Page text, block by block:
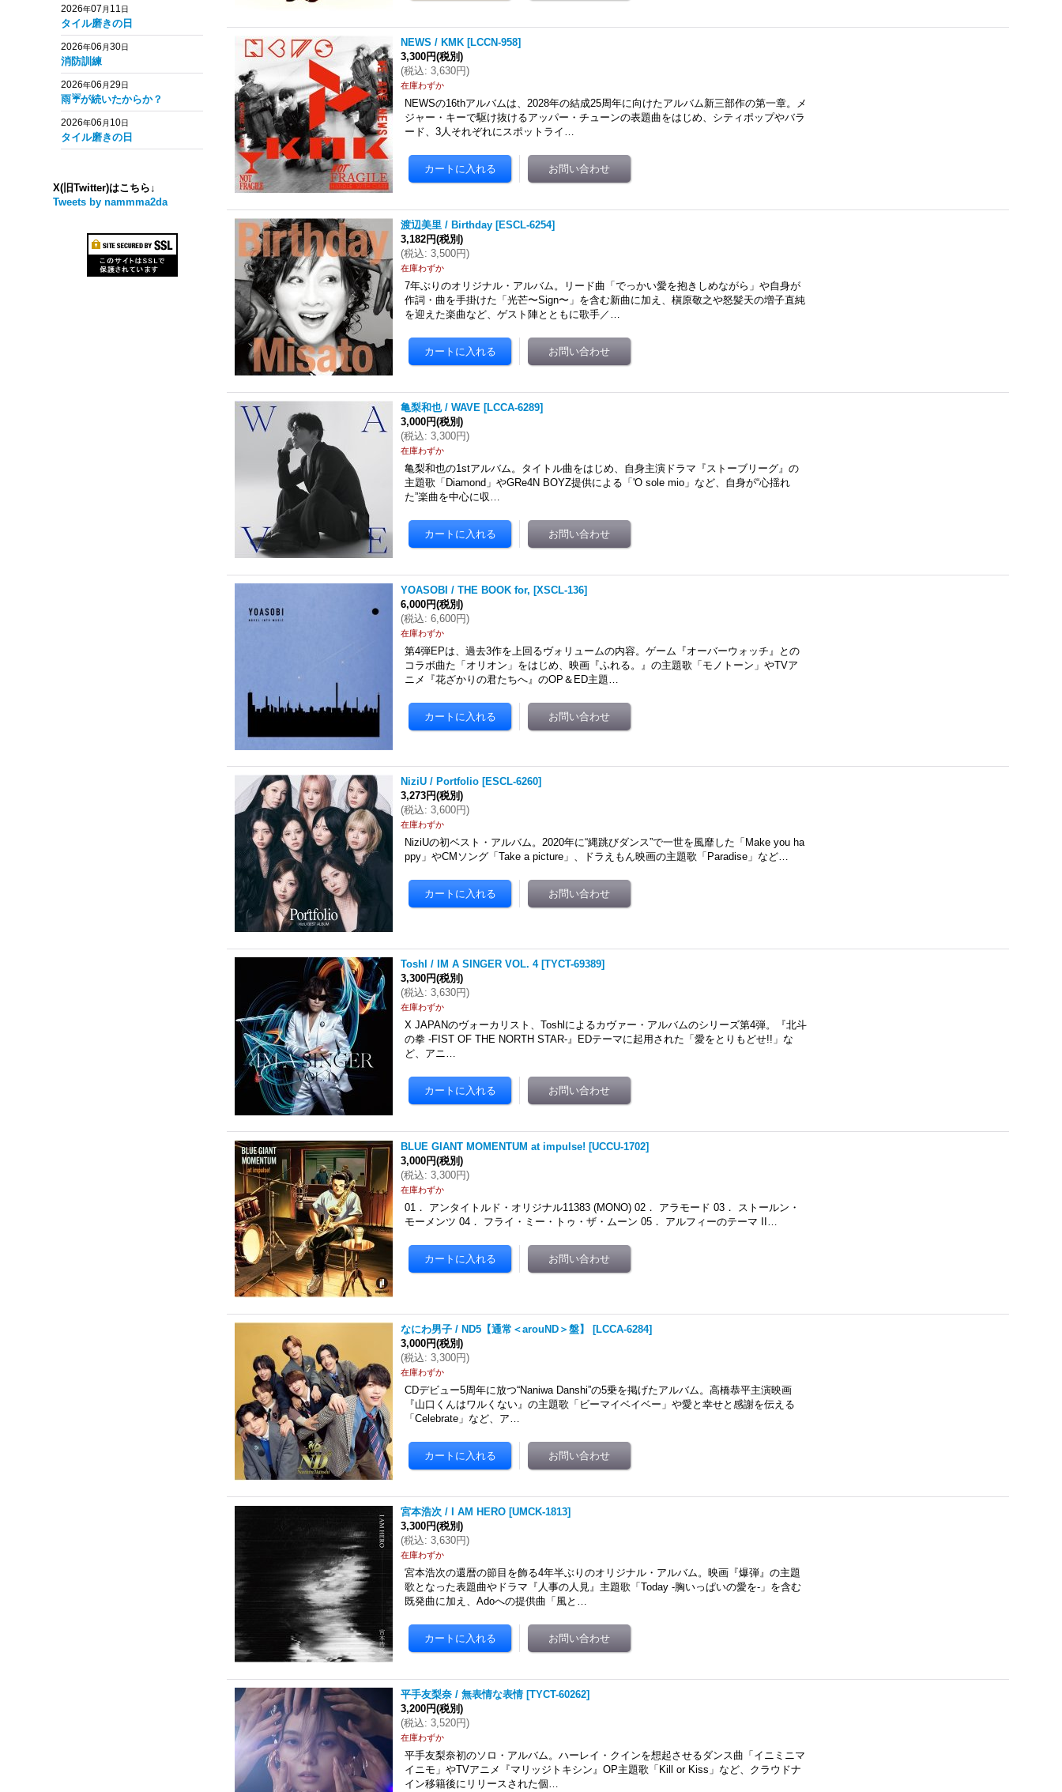
2026年07 月 11日
タイル磨きの日
2026年06 月30日
消防訓練
2026年06 月29日
雨☔️が続いたからか？
2026年06 月 10日
タイル磨きの日
X(旧Twitter)はこちら↓
Tweets by nammma2da
NEWS / KMK [LCCN-958]
3,300円(税別)
(税込: 3,630円)
在庫わずか
NEWSの16thアルバムは、2028年の結成25周年に向けたアルバム新三部作の第一章。メ
ジャー・キーで駆け抜けるアッパー・チューンの表題曲をはじめ、シティポップやバラ
ード、3人それぞれにスポットライ…
渡辺美里 / Birthday [ESCL-6254]
3,182円(税別)
(税込: 3,500円)
在庫わずか
7年ぶりのオリジナル・アルバム。リード曲「でっかい愛を抱きしめながら」や自身が
作詞・曲を手掛けた「光芒〜Sign〜」を含む新曲に加え、槇原敬之や怒髪天の増子直純
を迎えた楽曲など、ゲスト陣とともに歌手／…
亀梨和也 / WAVE [LCCA-6289]
3,000円(税別)
(税込: 3,300円)
在庫わずか
亀梨和也の1stアルバム。タイトル曲をはじめ、自身主演ドラマ『ストーブリーグ』の
主題歌「Diamond」やGRe4N BOYZ提供による「'O sole mio」など、自身が“心揺れ
た”楽曲を中心に収…
YOASOBI / THE BOOK for, [XSCL-136]
6,000円(税別)
(税込: 6,600円)
在庫わずか
第4弾EPは、過去3作を上回るヴォリュームの内容。ゲーム『オーバーウォッチ』との
コラボ曲た「オリオン」をはじめ、映画『ふれる。』の主題歌「モノトーン」やTVア
ニメ『花ざかりの君たちへ』のOP＆ED主題…
NiziU / Portfolio [ESCL-6260]
3,273円(税別)
(税込: 3,600円)
在庫わずか
NiziUの初ベスト・アルバム。2020年に“縄跳びダンス”で一世を風靡した「Make you ha
ppy」やCMソング「Take a picture」、ドラえもん映画の主題歌「Paradise」など…
Toshl / IM A SINGER VOL. 4 [TYCT-69389]
3,300円(税別)
(税込: 3,630円)
在庫わずか
X JAPANのヴォーカリスト、Toshlによるカヴァー・アルバムのシリーズ第4弾。『北斗
の拳 -FIST OF THE NORTH STAR-』EDテーマに起用された「愛をとりもどせ!!」な
ど、アニ…
BLUE GIANT MOMENTUM at impulse! [UCCU-1702]
3,000円(税別)
(税込: 3,300円)
在庫わずか
01． アンタイトルド・オリジナル11383 (MONO) 02． アラモード 03． ストールン・
モーメンツ 04． フライ・ミー・トゥ・ザ・ムーン 05． アルフィーのテーマ II…
なにわ男子 / ND5【通常＜arouND＞盤】 [LCCA-6284]
3,000円(税別)
(税込: 3,300円)
在庫わずか
CDデビュー5周年に放つ“Naniwa Danshi”の5乗を掲げたアルバム。高橋恭平主演映画
『山口くんはワルくない』の主題歌「ビーマイベイベー」や愛と幸せと感謝を伝える
「Celebrate」など、ア…
宮本浩次 / I AM HERO [UMCK-1813]
3,300円(税別)
(税込: 3,630円)
在庫わずか
宮本浩次の還暦の節目を飾る4年半ぶりのオリジナル・アルバム。映画『爆弾』の主題
歌となった表題曲やドラマ『人事の人見』主題歌「Today -胸いっぱいの愛を-」を含む
既発曲に加え、Adoへの提供曲「風と…
平手友梨奈 / 無表情な表情 [TYCT-60262]
3,200円(税別)
(税込: 3,520円)
在庫わずか
平手友梨奈初のソロ・アルバム。ハーレイ・クインを想起させるダンス曲「イニミニマ
イニモ」やTVアニメ『マリッジトキシン』OP主題歌「Kill or Kiss」など、クラウドナ
イン移籍後にリリースされた個…